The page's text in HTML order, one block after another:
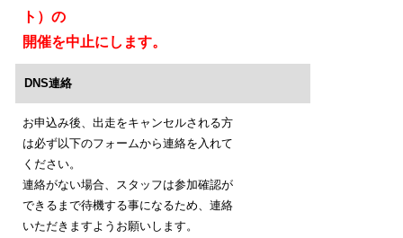
ト）の
開催を中止にします。
DNS連絡
お申込み後、出走をキャンセルされる方
は必ず以下のフォームから連絡を入れて
ください。
連絡がない場合、スタッフは参加確認が
できるまで待機する事になるため、連絡
いただきますようお願いします。